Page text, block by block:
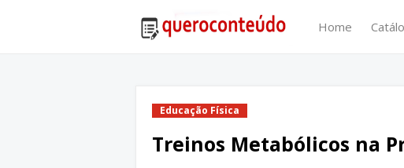
Home
Educação Física
Treinos Metabólicos na